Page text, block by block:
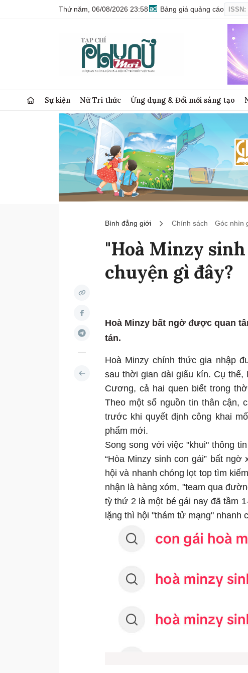
Thứ năm, 06/08/2026 23:58 Bảng giá quảng cáo
Sự kiện Nữ Trí thức Ứng dụng & Đổi mới sáng tạo
Bình đẳng giới Chính sách Góc nhìn
"Hoà Minzy
chuyện gì đây?
Hoà Minzy bất ngờ được quan
tán.
Hoà Minzy chính thức gia nhập
sau thời gian dài giấu kín. Cụ thể,
Cương, cả hai quen biết trong
Theo một số nguồn tin thân cận,
trước khi quyết định công khai
phẩm mới.
Song song với việc "khui" thông
“Hòa Minzy sinh con gái” bất
hội và nhanh chóng lọt top tìm
nhận là hàng xóm, "team qua
tỳ thứ 2 là một bé gái nay đã tầm
lặng thì hội "thám tử mạng" nhanh